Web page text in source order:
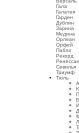
Гала
Галатея
Гарден
Дублин
Зарина
Медина
Орлеан
Орфей
Пабло
Рекорд
Севилья
Триумф
Тюль